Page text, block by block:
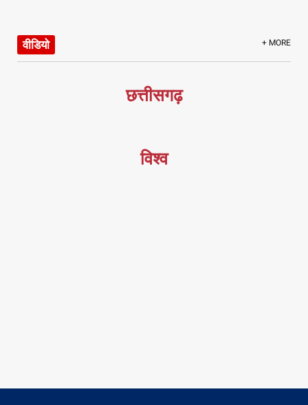
वीडियो + MORE
छत्तीसगढ़
विश्व